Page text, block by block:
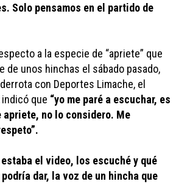
Solo pensamos en el partido de
a la especie de “apriete” que
de unos hinchas el sábado pasado,
con Deportes Limache, el
que “yo me paré a escuchar, es
apriete, no lo considero. Me
estaba el video, los escuché y qué
dar, la voz de un hincha que